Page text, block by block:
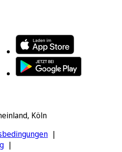
Köln